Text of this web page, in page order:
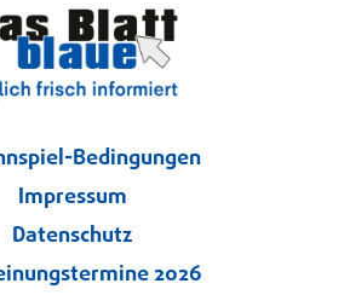
Bedingungen
Impressum
Datenschutz
2026